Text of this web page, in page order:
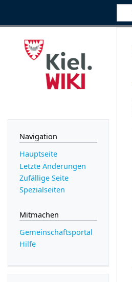
Navigation
Hauptseite
Letzte Änderungen
Zufällige Seite
Spezialseiten
Mitmachen
Gemeinschafts­portal
Hilfe